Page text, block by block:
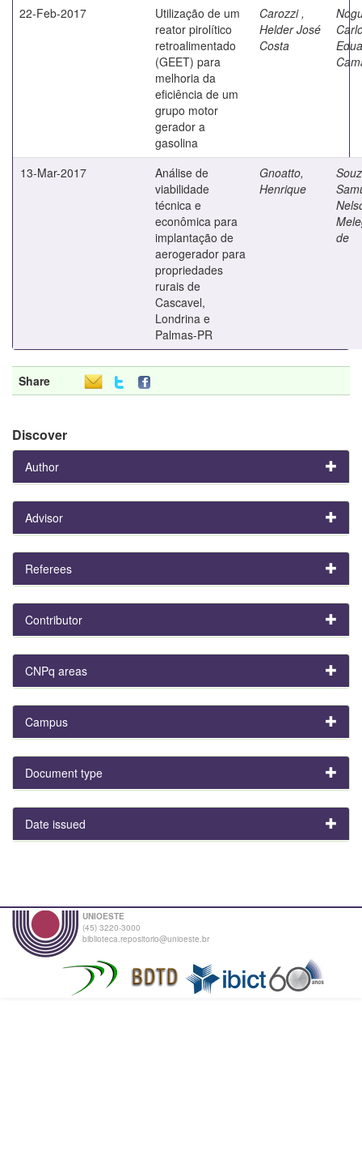
22-Feb-2017
Utilização de um
reator pirolítico
retroalimentado
(GEET) para
melhoria da
eficiência de um
grupo motor
gerador a
gasolina
Carozzi ,
Helder José
Costa
13-Mar-2017
Análise de
viabilidade
técnica e
econômica para
implantação de
aerogerador para
propriedades
rurais de
Cascavel,
Londrina e
Palmas-PR
Gnoatto,
Henrique
de
Share
Discover
Author
Advisor
Referees
Contributor
CNPq areas
Campus
Document type
Date issued
UNIOESTE
(45) 3220-3000
biblioteca.repositorio@unioeste.br